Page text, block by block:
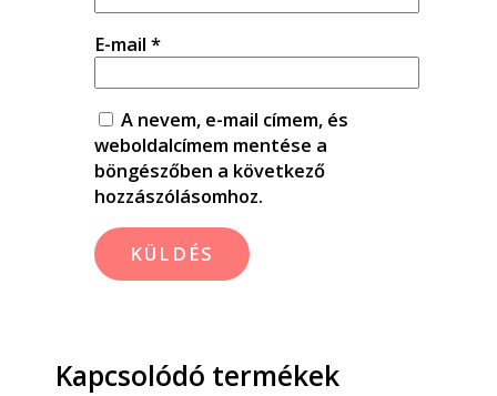
E-mail *
A nevem, e-mail címem, és
weboldalcímem mentése a
böngészőben a következő
hozzászólásomhoz.
Kapcsolódó termékek